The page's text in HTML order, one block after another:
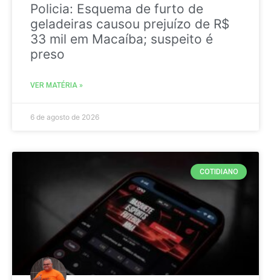
Policia: Esquema de furto de
geladeiras causou prejuízo de R$
33 mil em Macaíba; suspeito é
preso
VER MATÉRIA »
6 de agosto de 2026
COTIDIANO